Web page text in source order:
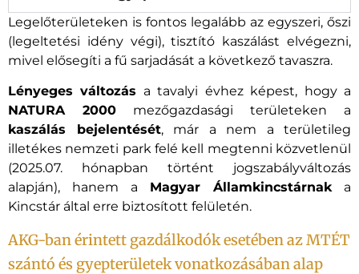
Legelőterületeken is fontos legalább az egyszeri, őszi
(legeltetési idény végi), tisztító kaszálást elvégezni,
mivel elősegíti a fű sarjadását a következő tavaszra.
Lényeges változás a tavalyi évhez képest, hogy a
NATURA 2000 mezőgazdasági területeken a
kaszálás bejelentését, már a nem a területileg
illetékes nemzeti park felé kell megtenni közvetlenül
(2025.07. hónapban történt jogszabályváltozás
alapján), hanem a Magyar Államkincstárnaka
Kincstár által erre biztosított felületén.
AKG-ban érintett gazdálkodók esetében az MTÉT
szántó és gyepterületek vonatkozásában alap